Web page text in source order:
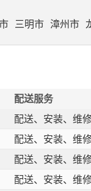
三明市 漳州市
配送服务
配送、安装、维
配送、安装、维
配送、安装、维
配送、安装、维